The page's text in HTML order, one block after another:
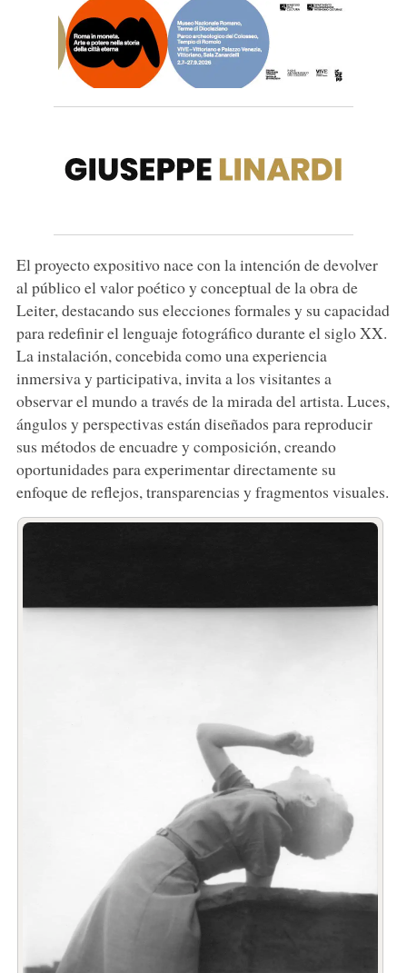
El proyecto expositivo nace con la intención de devolver
al público el valor poético y conceptual de la obra de
Leiter, destacando sus elecciones formales y su capacidad
para redefinir el lenguaje fotográfico durante el siglo XX.
La instalación, concebida como una experiencia
inmersiva y participativa, invita a los visitantes a
observar el mundo a través de la mirada del artista. Luces,
ángulos y perspectivas están diseñados para reproducir
sus métodos de encuadre y composición, creando
oportunidades para experimentar directamente su
enfoque de reflejos, transparencias y fragmentos visuales.